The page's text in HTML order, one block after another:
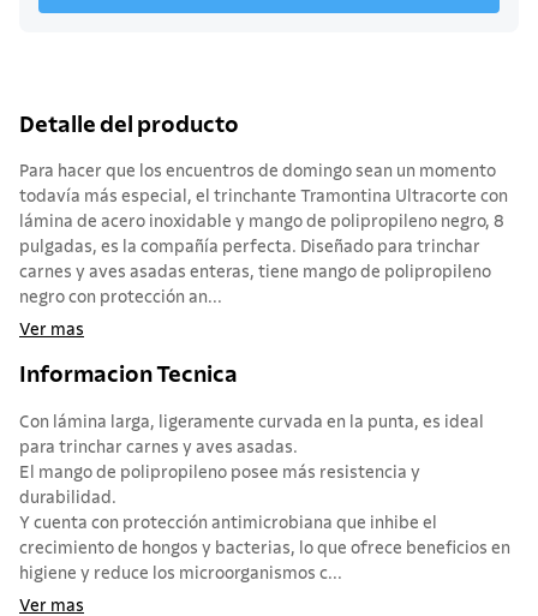
Detalle del producto
Para hacer que los encuentros de domingo sean un momento
todavía más especial, el trinchante Tramontina Ultracorte con
lámina de acero inoxidable y mango de polipropileno negro, 8
pulgadas, es la compañía perfecta. Diseñado para trinchar
carnes y aves asadas enteras, tiene mango de polipropileno
negro con protección an...
Ver mas
Informacion Tecnica
Con lámina larga, ligeramente curvada en la punta, es ideal
para trinchar carnes y aves asadas.
El mango de polipropileno posee más resistencia y
durabilidad.
Y cuenta con protección antimicrobiana que inhibe el
crecimiento de hongos y bacterias, lo que ofrece beneficios en
higiene y reduce los microorganismos c...
Ver mas